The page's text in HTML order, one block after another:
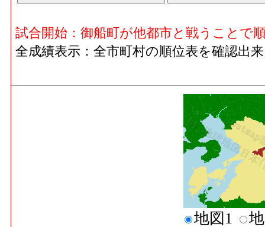
試合開始：御船町が他都市と戦うことで
全成績表示：全市町村の順位表を確認出
地図1